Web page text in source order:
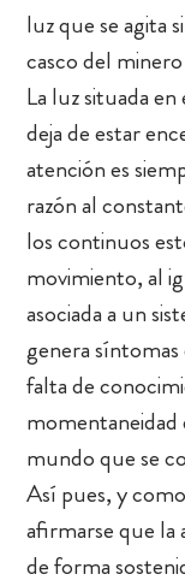
luz que se agita
casco del
La luz situada
deja de estar
atención es
razón al
los continuos
movimiento, al
asociada a un
genera síntomas
falta de
momentaneidad
mundo que se
Así pues, y
afirmarse que la
de forma